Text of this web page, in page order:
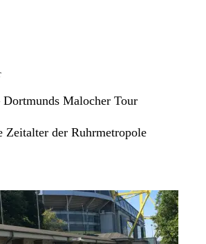
Dortmunds Malocher Tour
Zeitalter der Ruhrmetropole